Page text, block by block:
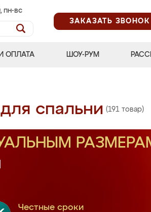
пн-вс
ЗАКАЗАТЬ ЗВОНОК
ОПЛАТА ШОУ-РУМ
спальни (191 товар)
Честные сроки